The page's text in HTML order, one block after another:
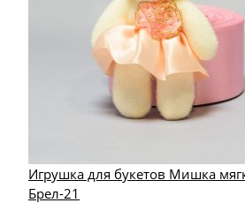
Игрушка для букетов Мишка
Брел-21